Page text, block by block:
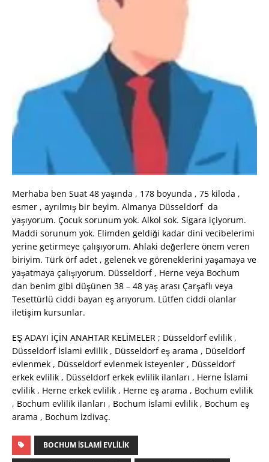
Merhaba ben Suat 48 yaşında , 178 boyunda , 75 kiloda ,
esmer , ayrılmış bir beyim. Almanya Düsseldorf da
yaşıyorum. Çocuk sorunum yok. Alkol sok. Sigara içiyorum.
Maddi sorunum yok. Elimden geldiği kadar dini vecibelerimi
yerine getirmeye çalışıyorum. Ahlaki değerlere önem veren
biriyim. Türk örf adet , gelenek ve göreneklerini yaşamaya ve
yaşatmaya çalışıyorum. Düsseldorf , Herne veya Bochum
dan benim gibi düşünen 38 – 48 yaş arası Çarşaflı veya
Tesettürlü ciddi bayan eş arıyorum. Lütfen ciddi olanlar
iletişim kursunlar.
EŞ ADAYI İÇİN ANAHTAR KELİMELER ; Düsseldorf evlilik ,
Düsseldorf İslami evlilik , Düsseldorf eş arama , Düseldorf
evlenmek , Düsseldorf evlenmek isteyenler , Düsseldorf
erkek evlilik , Düsseldorf erkek evlilik ilanları , Herne İslami
evlilik , Herne erkek evlilik , Herne eş arama , Bochum evlilik
, Bochum evlilik ilanları , Bochum İslami evlilik , Bochum eş
arama , Bochum İzdivaç.
BOCHUM İSLAMI EVLILIK